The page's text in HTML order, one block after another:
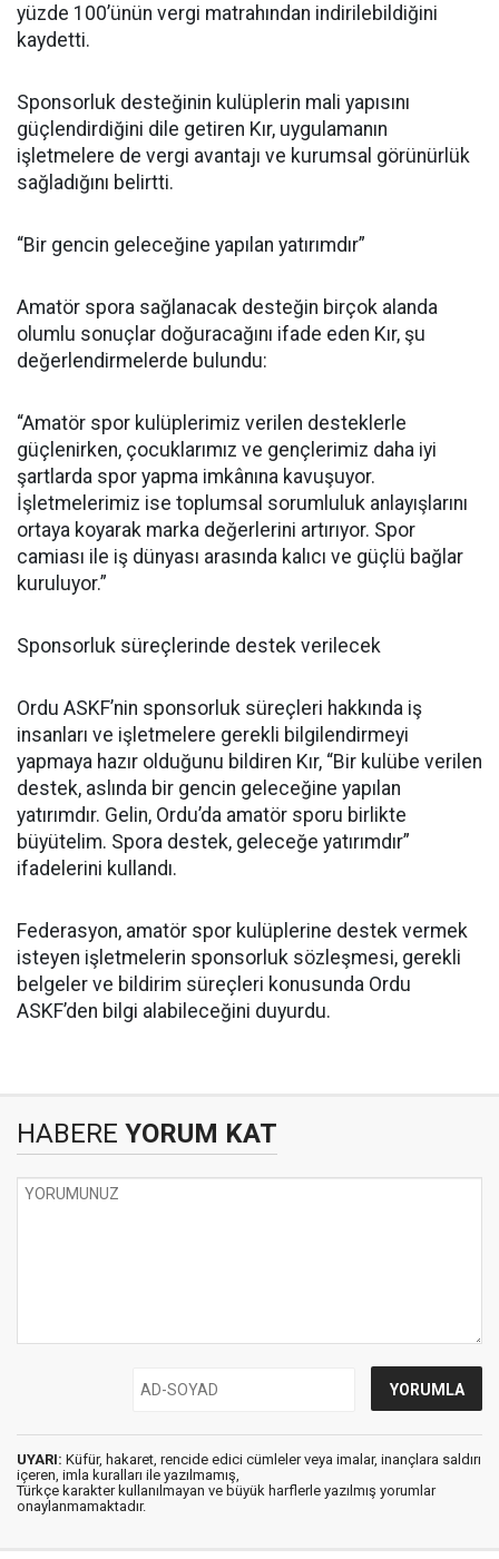
yüzde 100’ünün vergi matrahından indirilebildiğini
kaydetti.
Sponsorluk desteğinin kulüplerin mali yapısını
güçlendirdiğini dile getiren Kır, uygulamanın
işletmelere de vergi avantajı ve kurumsal görünürlük
sağladığını belirtti.
“Bir gencin geleceğine yapılan yatırımdır”
Amatör spora sağlanacak desteğin birçok alanda
olumlu sonuçlar doğuracağını ifade eden Kır, şu
değerlendirmelerde bulundu:
“Amatör spor kulüplerimiz verilen desteklerle
güçlenirken, çocuklarımız ve gençlerimiz daha iyi
şartlarda spor yapma imkânına kavuşuyor.
İşletmelerimiz ise toplumsal sorumluluk anlayışlarını
ortaya koyarak marka değerlerini artırıyor. Spor
camiası ile iş dünyası arasında kalıcı ve güçlü bağlar
kuruluyor.”
Sponsorluk süreçlerinde destek verilecek
Ordu ASKF’nin sponsorluk süreçleri hakkında iş
insanları ve işletmelere gerekli bilgilendirmeyi
yapmaya hazır olduğunu bildiren Kır, “Bir kulübe verilen
destek, aslında bir gencin geleceğine yapılan
yatırımdır. Gelin, Ordu’da amatör sporu birlikte
büyütelim. Spora destek, geleceğe yatırımdır”
ifadelerini kullandı.
Federasyon, amatör spor kulüplerine destek vermek
isteyen işletmelerin sponsorluk sözleşmesi, gerekli
belgeler ve bildirim süreçleri konusunda Ordu
ASKF’den bilgi alabileceğini duyurdu.
HABERE YORUM KAT
UYARI: Küfür, hakaret, rencide edici cümleler veya imalar, inançlara saldırı
içeren, imla kuralları ile yazılmamış,
Türkçe karakter kullanılmayan ve büyük harflerle yazılmış yorumlar
onaylanmamaktadır.